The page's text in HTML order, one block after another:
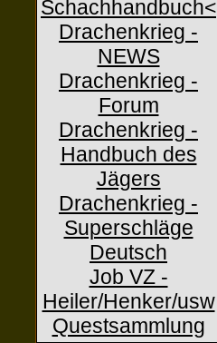
Schachhandbuch<
Drachenkrieg -
NEWS
Drachenkrieg -
Forum
Drachenkrieg -
Handbuch des
Jägers
Drachenkrieg -
Superschläge
Deutsch
Job VZ -
Heiler/Henker/usw
Questsammlung